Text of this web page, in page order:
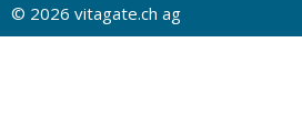
Kontakt
Werbung auf vitagate.ch
© 2026 vitagate.ch ag